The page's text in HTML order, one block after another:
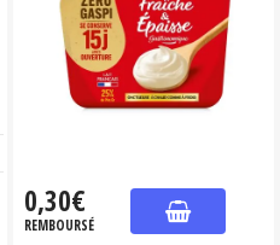
0,30€
REMBOURSÉ